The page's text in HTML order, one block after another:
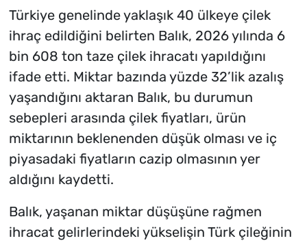
Türkiye genelinde yaklaşık 40 ülkeye çilek
ihraç edildiğini belirten Balık, 2026 yılında 6
bin 608 ton taze çilek ihracatı yapıldığını
ifade etti. Miktar bazında yüzde 32’lik azalış
yaşandığını aktaran Balık, bu durumun
sebepleri arasında çilek fiyatları, ürün
miktarının beklenenden düşük olması ve iç
piyasadaki fiyatların cazip olmasının yer
aldığını kaydetti.
Balık, yaşanan miktar düşüşüne rağmen
ihracat gelirlerindeki yükselişin Türk çileğinin